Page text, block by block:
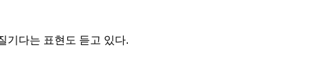
기다는 표현도 듣고 있다.